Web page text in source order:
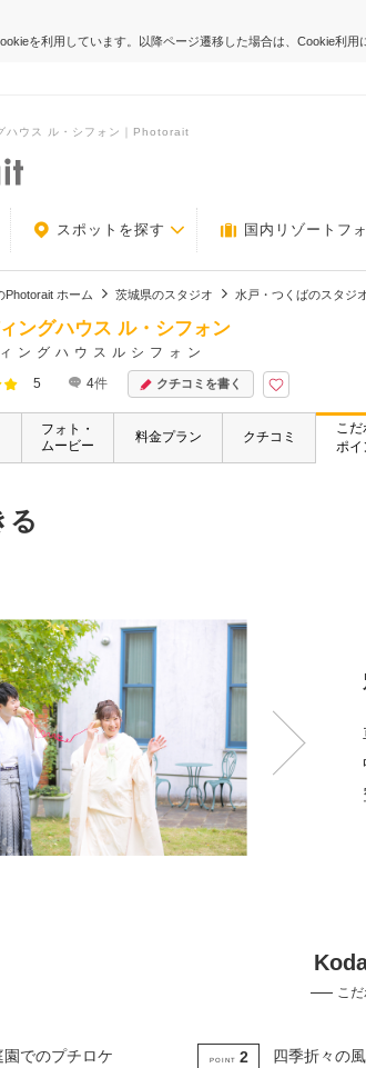
を利用しています。以降ページ遷移した場合は、Cookie利用
ハウス ル・シフォン｜Photorait
スポットを探す 国内リゾートフ
Photorait ホーム 茨城県のスタジオ 水戸・つくばのスタジ
ングハウス ル・シフォン
ングハウスルシフォン
5
4件 クチコミを書く
フォト・
ムービー
料金プラン クチコミ
こだ
ポイ
る
こだ
でのプチロケ POINT 2 四季折々の